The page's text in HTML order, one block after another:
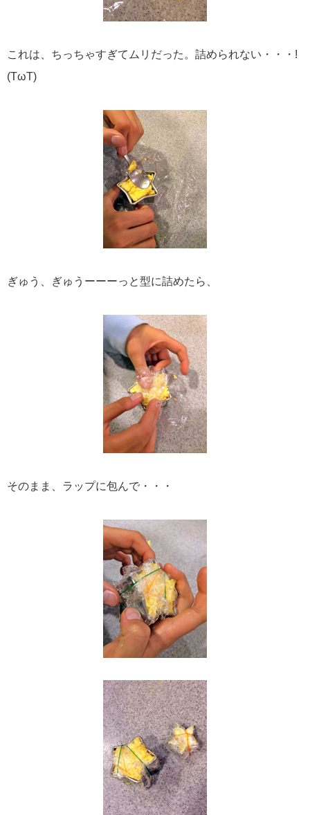
これは、ちっちゃすぎてムリだった。詰められない・・・!
(TωT)
ぎゅう、ぎゅうーーーっと型に詰めたら、
そのまま、ラップに包んで・・・